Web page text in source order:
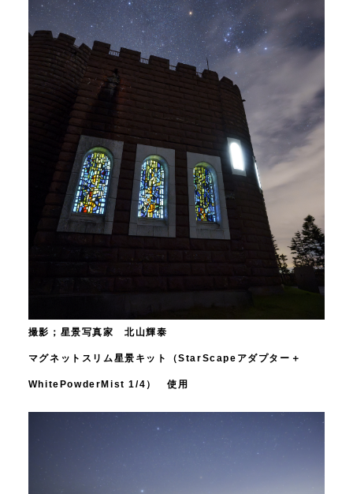
撮影；星景写真家 北山輝泰
マグネットスリム星景キット（StarScapeアダプター＋
WhitePowderMist 1/4） 使用